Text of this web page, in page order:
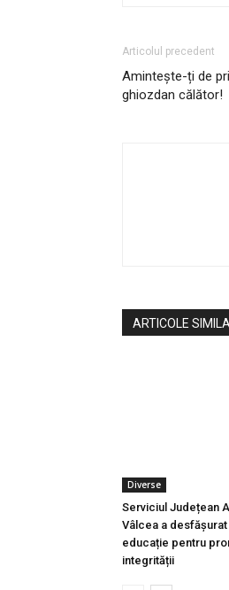
Articolul precedent
Amintește-ți de
ghiozdan călător!
ARTICOLE
Diverse
Serviciul Județean
Vâlcea a
educație pentru
integrității